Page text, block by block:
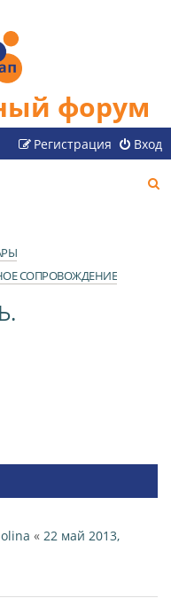
форум
Вход
Регистрация
СОПРОВОЖДЕНИЕ
« 22 май 2013,